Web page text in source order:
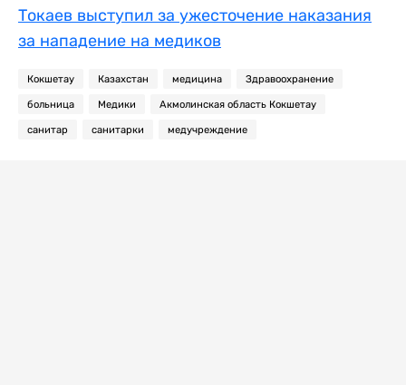
Токаев выступил за ужесточение наказания
за нападение на медиков
Кокшетау Казахстан медицина Здравоохранение
больница Медики Акмолинская область Кокшетау
санитар санитарки медучреждение